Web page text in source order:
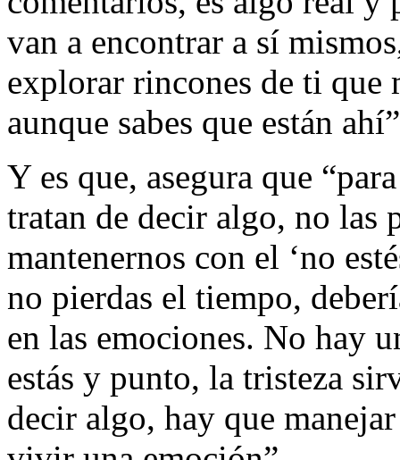
van a encontrar a sí
explorar rincones de ti que
aunque sabes que están
Y es que, asegura que
tratan de decir algo, no las
mantenernos con el ‘no
no pierdas el tiempo,
en las emociones. No hay
estás y punto, la tristeza
decir algo, hay que